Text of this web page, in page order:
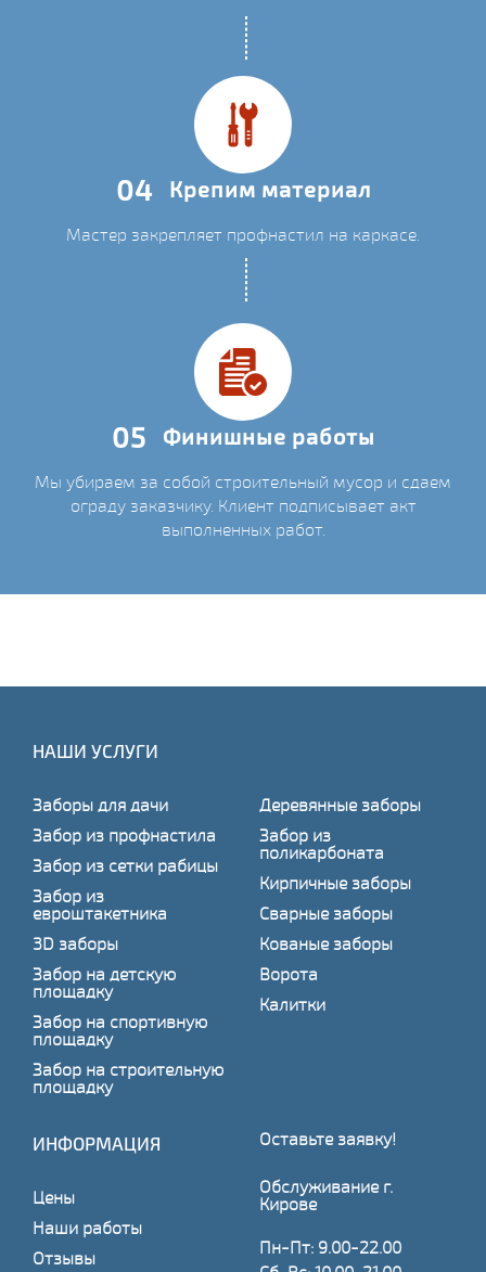
04 Крепим материал
Мастер закрепляет профнастил на каркасе.
05 Финишные работы
Мы убираем за собой строительный мусор и сдаем
ограду заказчику. Клиент подписывает акт
выполненных работ.
НАШИ УСЛУГИ
Заборы для дачи
Забор из профнастила
Забор из сетки рабицы
Забор из
евроштакетника
3D заборы
Забор на детскую
площадку
Забор на спортивную
площадку
Забор на строительную
площадку
Деревянные заборы
Забор из
поликарбоната
Кирпичные заборы
Сварные заборы
Кованые заборы
Ворота
Калитки
ИНФОРМАЦИЯ
Цены
Наши работы
Отзывы
Оставьте заявку!
Обслуживание г.
Кирове
Пн-Пт: 9.00-22.00